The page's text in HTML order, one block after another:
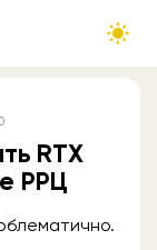
RTX
РРЦ